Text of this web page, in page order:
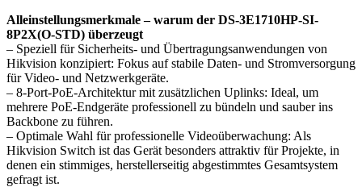
Alleinstellungsmerkmale – warum der DS-3E1710HP-SI-
8P2X(O-STD) überzeugt
– Speziell für Sicherheits- und Übertragungsanwendungen von
Hikvision konzipiert: Fokus auf stabile Daten- und Stromversorgung
für Video- und Netzwerkgeräte.
– 8-Port-PoE-Architektur mit zusätzlichen Uplinks: Ideal, um
mehrere PoE-Endgeräte professionell zu bündeln und sauber ins
Backbone zu führen.
– Optimale Wahl für professionelle Videoüberwachung: Als
Hikvision Switch ist das Gerät besonders attraktiv für Projekte, in
denen ein stimmiges, herstellerseitig abgestimmtes Gesamtsystem
gefragt ist.